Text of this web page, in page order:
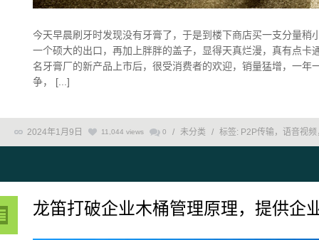
今天早晨刷牙时发现没有牙膏了，于是到楼下商店买一支分量
一个硕大的出口，再加上胖胖的盖子，显得天真烂漫，真有点
名牙膏厂的新产品上市后，很受消费者的欢迎，销量猛增，一
争， [...]
2024年1月9日 11,044 views 0 / 未分类 / 标签: P2P传输，语音视
龙笛打破企业木桶管理原理，提供企